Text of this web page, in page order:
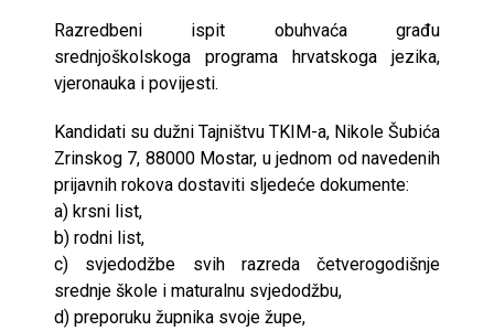
Razredbeni ispit obuhvaća građu
srednjoškolskoga programa hrvatskoga jezika,
vjeronauka i povijesti.
Kandidati su dužni Tajništvu TKIM-a, Nikole Šubića
Zrinskog 7, 88000 Mostar, u jednom od navedenih
prijavnih rokova dostaviti sljedeće dokumente:
a) krsni list,
b) rodni list,
c) svjedodžbe svih razreda četverogodišnje
srednje škole i maturalnu svjedodžbu,
d) preporuku župnika svoje župe,